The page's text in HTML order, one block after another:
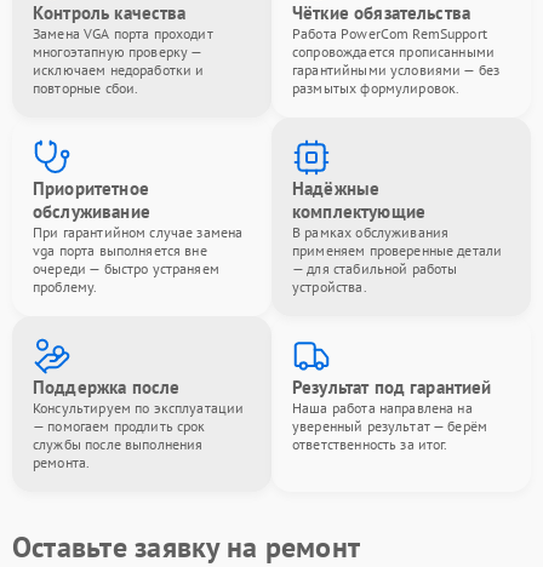
Контроль качества
Замена VGA порта проходит
многоэтапную проверку —
исключаем недоработки и
повторные сбои.
Чёткие обязательства
Работа PowerCom RemSupport
сопровождается прописанными
гарантийными условиями — без
размытых формулировок.
Приоритетное
обслуживание
При гарантийном случае замена
vga порта выполняется вне
очереди — быстро устраняем
проблему.
Надёжные
комплектующие
В рамках обслуживания
применяем проверенные детали
— для стабильной работы
устройства.
Поддержка после
Консультируем по эксплуатации
— помогаем продлить срок
службы после выполнения
ремонта.
Результат под гарантией
Наша работа направлена на
уверенный результат — берём
ответственность за итог.
Оставьте заявку на ремонт